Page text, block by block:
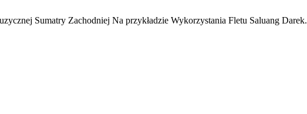
Sumatry Zachodniej Na przykładzie Wykorzystania Fletu Saluang Darek.